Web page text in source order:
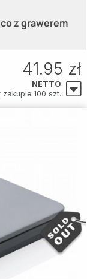
z grawerem
41.95 zł
NETTO
zakupie 100 szt.